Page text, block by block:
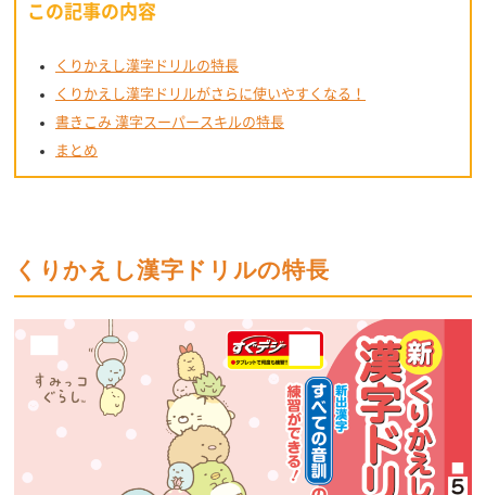
この記事の内容
くりかえし漢字ドリルの特長
くりかえし漢字ドリルがさらに使いやすくなる！
書きこみ 漢字スーパースキルの特長
まとめ
くりかえし漢字ドリルの特長